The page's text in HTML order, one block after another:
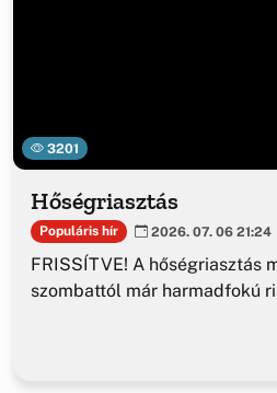
3201
Hőségriasztás
Populáris hír 2026. 07. 06 21:24
FRISSÍTVE! A hőségriasztás
szombattól már harmadfokú